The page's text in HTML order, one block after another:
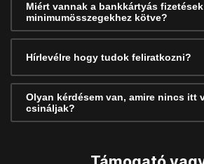
Miért vannak a bankkártyás fizetések
minimumösszegekhez kötve?
Hírlevélre hogy tudok feliratkozni?
Olyan kérdésem van, amire nincs itt
csináljak?